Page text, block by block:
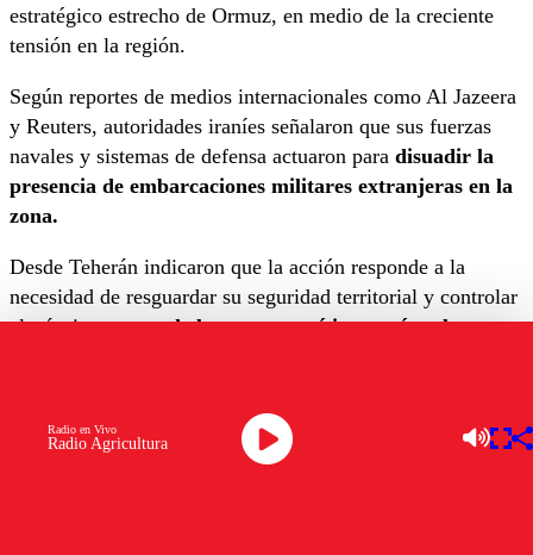
estratégico estrecho de Ormuz, en medio de la creciente
tensión en la región.
Según reportes de medios internacionales como Al Jazeera
y Reuters, autoridades iraníes señalaron que sus fuerzas
navales y sistemas de defensa actuaron para disuadir la
presencia de embarcaciones militares extranjeras en la
zona.
Desde Teherán indicaron que la acción responde a la
necesidad de resguardar su seguridad territorial y controlar
el tránsitoen una de las rutas marítimas más relevantes
considerado un punto estratégico clave, ya que por él
transita una parte significativa del suministro energético
Radio Agricultura
Radio en Vivo